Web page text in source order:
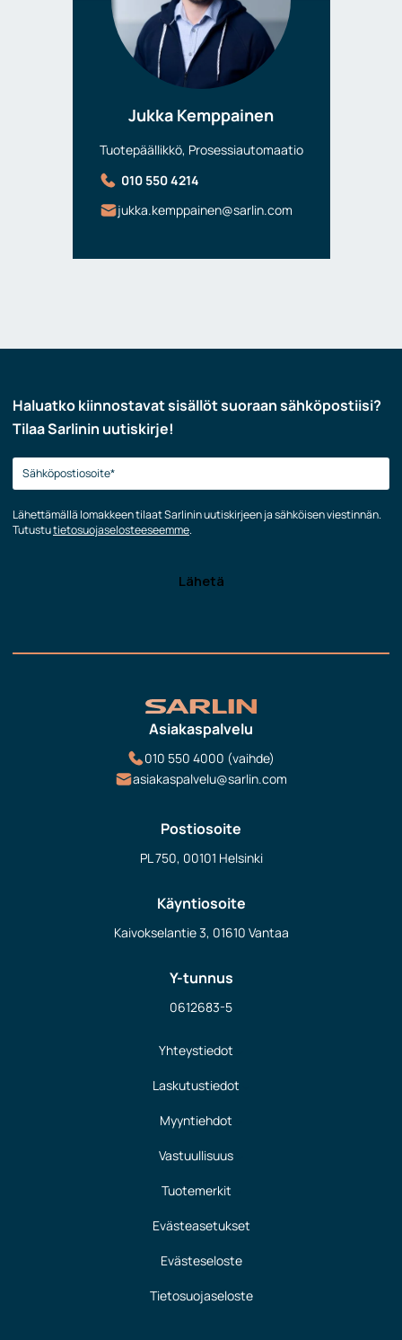
Jukka Kemppainen
Tuotepäällikkö, Prosessiautomaatio
010 550 4214
jukka.kemppainen@sarlin.com
Haluatko kiinnostavat sisällöt suoraan sähköpostiisi?
Tilaa Sarlinin uutiskirje!
Lähettämällä lomakkeen tilaat Sarlinin uutiskirjeen ja sähköisen viestinnän.
Tutustutietosuojaselosteeseemme.
Asiakaspalvelu
010 550 4000 (vaihde)
asiakaspalvelu@sarlin.com
Postiosoite
PL 750, 00101 Helsinki
Käyntiosoite
Kaivokselantie 3, 01610 Vantaa
Y-tunnus
0612683-5
Yhteystiedot
Laskutustiedot
Myyntiehdot
Vastuullisuus
Tuotemerkit
Evästeasetukset
Evästeseloste
Tietosuojaseloste